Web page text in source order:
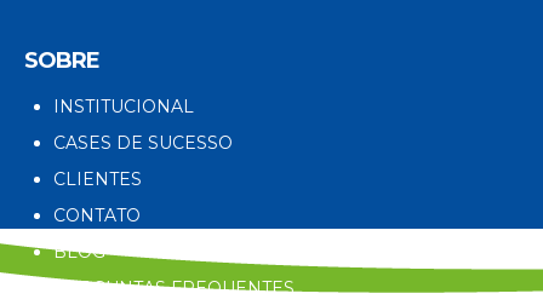
SOBRE
INSTITUCIONAL
CASES DE SUCESSO
CLIENTES
CONTATO
BLOG
PERGUNTAS FREQUENTES